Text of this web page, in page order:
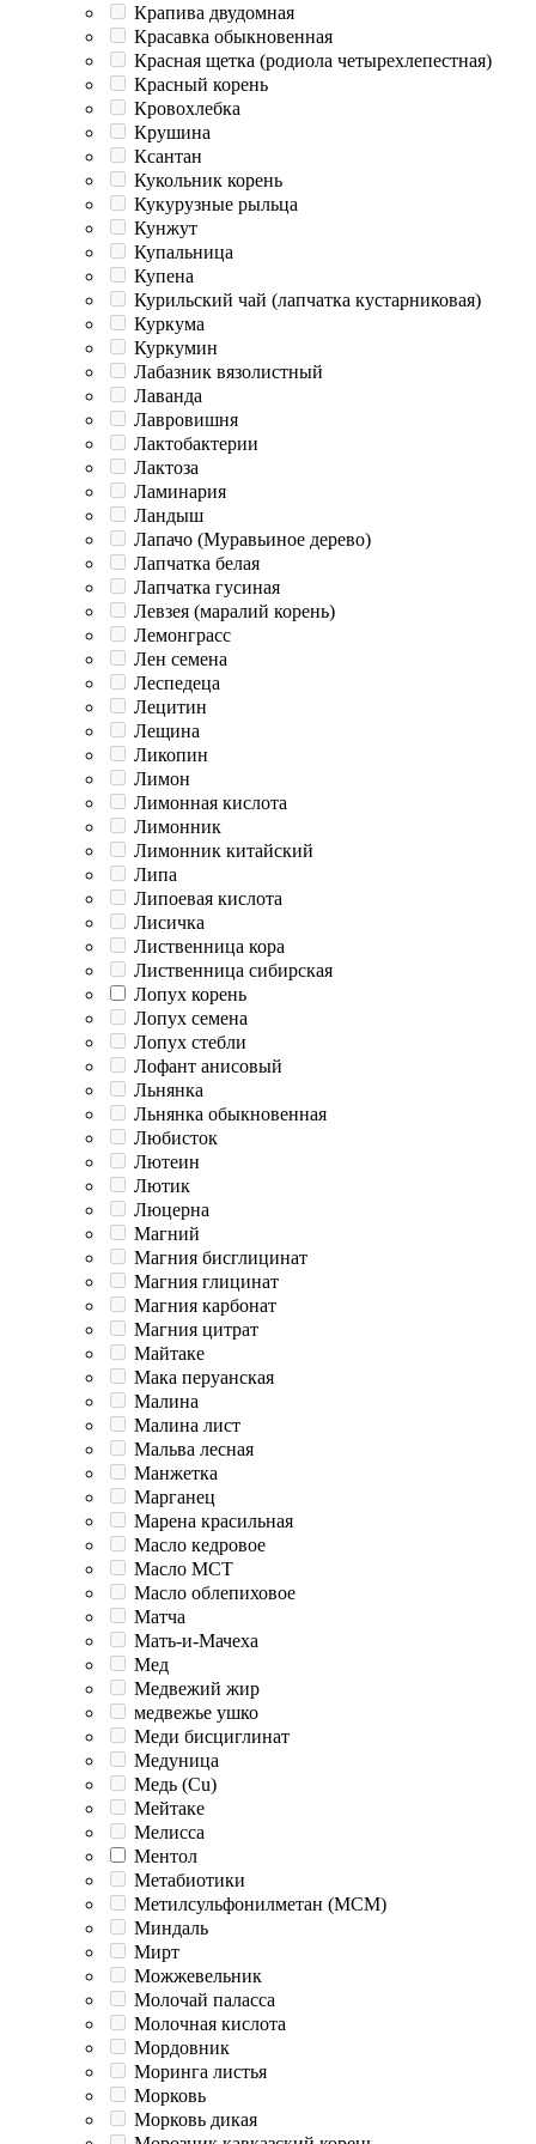
Крапива двудомная
Красавка обыкновенная
Красная щетка (родиола четырехлепестная)
Красный корень
Кровохлебка
Крушина
Ксантан
Кукольник корень
Кукурузные рыльца
Кунжут
Купальница
Купена
Курильский чай (лапчатка кустарниковая)
Куркума
Куркумин
Лабазник вязолистный
Лаванда
Лавровишня
Лактобактерии
Лактоза
Ламинария
Ландыш
Лапачо (Муравьиное дерево)
Лапчатка белая
Лапчатка гусиная
Левзея (маралий корень)
Лемонграсс
Лен семена
Леспедеца
Лецитин
Лещина
Ликопин
Лимон
Лимонная кислота
Лимонник
Лимонник китайский
Липа
Липоевая кислота
Лисичка
Лиственница кора
Лиственница сибирская
Лопух корень
Лопух семена
Лопух стебли
Лофант анисовый
Льнянка
Льнянка обыкновенная
Любисток
Лютеин
Лютик
Люцерна
Магний
Магния бисглицинат
Магния глицинат
Магния карбонат
Магния цитрат
Майтаке
Мака перуанская
Малина
Малина лист
Мальва лесная
Манжетка
Марганец
Марена красильная
Масло кедровое
Масло МСТ
Масло облепиховое
Матча
Мать-и-Мачеха
Мед
Медвежий жир
медвежье ушко
Меди бисциглинат
Медуница
Медь (Cu)
Мейтаке
Мелисса
Ментол
Метабиотики
Метилсульфонилметан (МСМ)
Миндаль
Мирт
Можжевельник
Молочай паласса
Молочная кислота
Мордовник
Моринга листья
Морковь
Морковь дикая